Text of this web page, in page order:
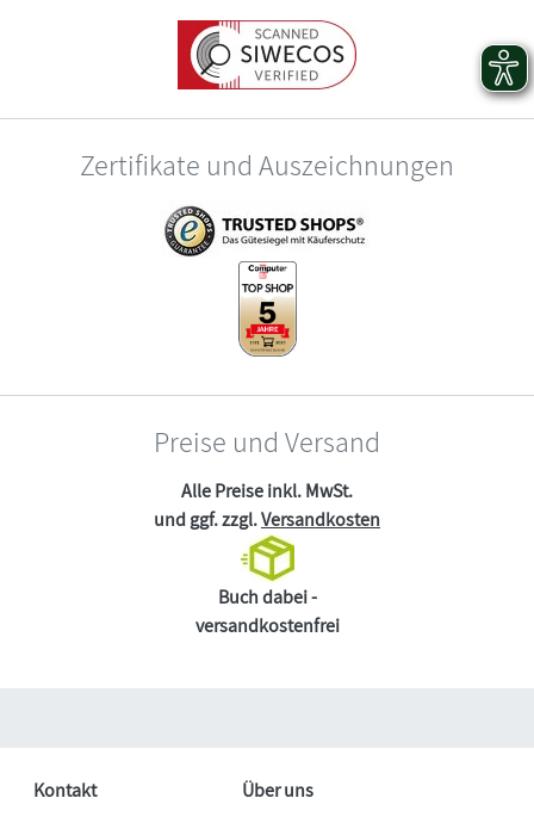
Zertifikate und Auszeichnungen
Preise und Versand
Alle Preise inkl. MwSt.
und ggf. zzgl.Versandkosten
Buch dabei -
versandkostenfrei
Kontakt
Über uns